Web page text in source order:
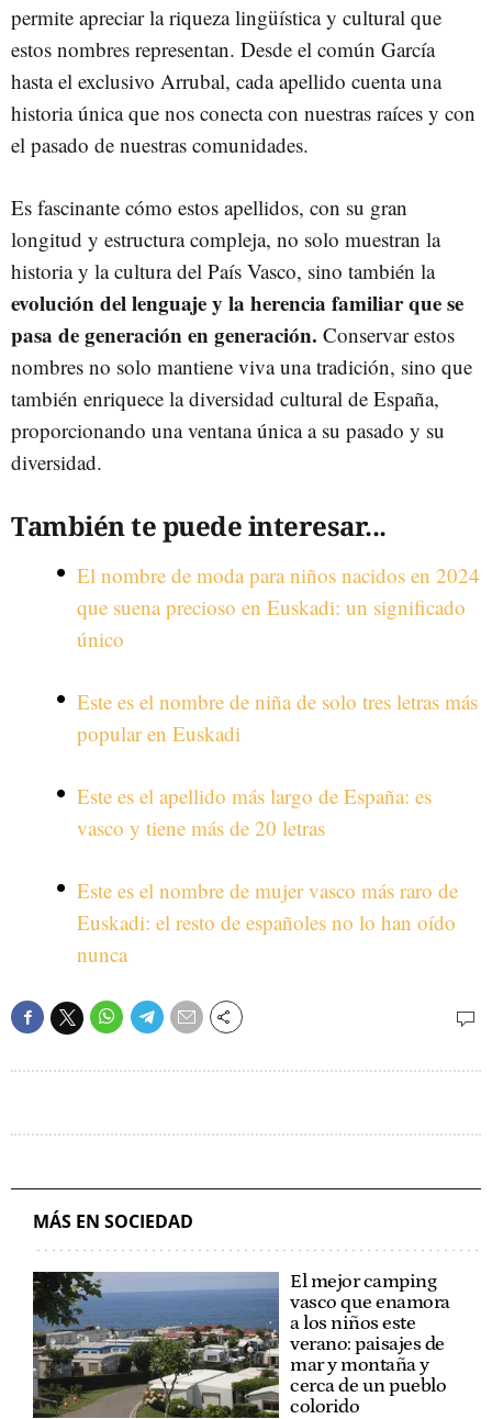
permite apreciar la riqueza lingüística y cultural que
estos nombres representan. Desde el común García
hasta el exclusivo Arrubal, cada apellido cuenta una
historia única que nos conecta con nuestras raíces y con
el pasado de nuestras comunidades.
Es fascinante cómo estos apellidos, con su gran
longitud y estructura compleja, no solo muestran la
historia y la cultura del País Vasco, sino también la
evolución del lenguaje y la herencia familiar que se
pasa de generación en generación. Conservar estos
nombres no solo mantiene viva una tradición, sino que
también enriquece la diversidad cultural de España,
proporcionando una ventana única a su pasado y su
diversidad.
También te puede interesar...
El nombre de moda para niños nacidos en 2024
que suena precioso en Euskadi: un significado
único
Este es el nombre de niña de solo tres letras más
popular en Euskadi
Este es el apellido más largo de España: es
vasco y tiene más de 20 letras
Este es el nombre de mujer vasco más raro de
Euskadi: el resto de españoles no lo han oído
nunca
MÁS EN SOCIEDAD
El mejor camping
vasco que enamora
a los niños este
verano: paisajes de
mar y montaña y
cerca de un pueblo
colorido